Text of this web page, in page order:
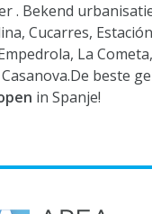
. Bekend
Cucarres,
La
beste
in Spanje!